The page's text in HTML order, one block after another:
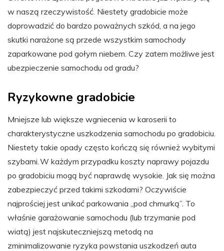
w naszą rzeczywistość. Niestety gradobicie może
doprowadzić do bardzo poważnych szkód, a na jego
skutki narażone są przede wszystkim samochody
zaparkowane pod gołym niebem. Czy zatem możliwe jest
ubezpieczenie samochodu od gradu?
Ryzykowne gradobicie
Mniejsze lub większe wgniecenia w karoserii to
charakterystyczne uszkodzenia samochodu po gradobiciu.
Niestety takie opady często kończą się również wybitymi
szybami. W każdym przypadku koszty naprawy pojazdu
po gradobiciu mogą być naprawdę wysokie. Jak się można
zabezpieczyć przed takimi szkodami? Oczywiście
najprościej jest unikać parkowania „pod chmurką”. To
właśnie garażowanie samochodu (lub trzymanie pod
wiatą) jest najskuteczniejszą metodą na
zminimalizowanie ryzyka powstania uszkodzeń auta